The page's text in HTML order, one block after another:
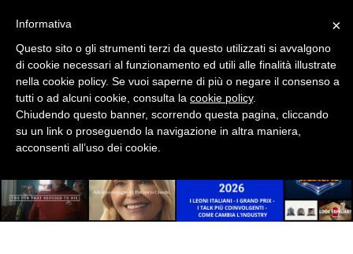
DATI
RICERCHE
PREVISIONI/SCENARI
×
Informativa
Questo sito o gli strumenti terzi da questo utilizzati si avvalgono
di cookie necessari al funzionamento ed utili alle finalità illustrate
nella cookie policy. Se vuoi saperne di più o negare il consenso a
tutti o ad alcuni cookie, consulta la cookie policy.
Chiudendo questo banner, scorrendo questa pagina, cliccando
su un link o proseguendo la navigazione in altra maniera,
acconsenti all’uso dei cookie.